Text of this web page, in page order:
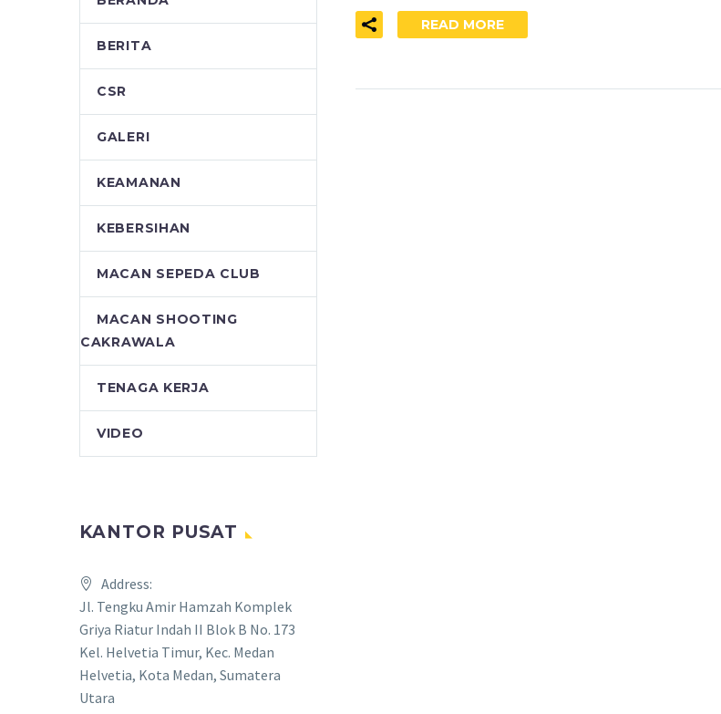
READ MORE
BERITA
CSR
GALERI
KEAMANAN
KEBERSIHAN
MACAN SEPEDA CLUB
MACAN SHOOTING
CAKRAWALA
TENAGA KERJA
VIDEO
KANTOR PUSAT
Address:
Jl. Tengku Amir Hamzah Komplek
Griya Riatur Indah II Blok B No. 173
Kel. Helvetia Timur, Kec. Medan
Helvetia, Kota Medan, Sumatera
Utara